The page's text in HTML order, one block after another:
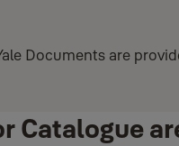
Documents are
Catalogue